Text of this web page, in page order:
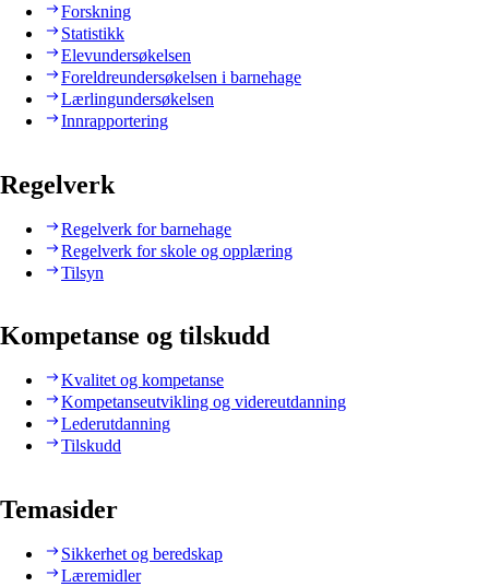
Forskning
Statistikk
Elevundersøkelsen
Foreldreundersøkelsen i barnehage
Lærlingundersøkelsen
Innrapportering
Regelverk
Regelverk for barnehage
Regelverk for skole og opplæring
Tilsyn
Kompetanse og tilskudd
Kvalitet og kompetanse
Kompetanseutvikling og videreutdanning
Lederutdanning
Tilskudd
Temasider
Sikkerhet og beredskap
Læremidler